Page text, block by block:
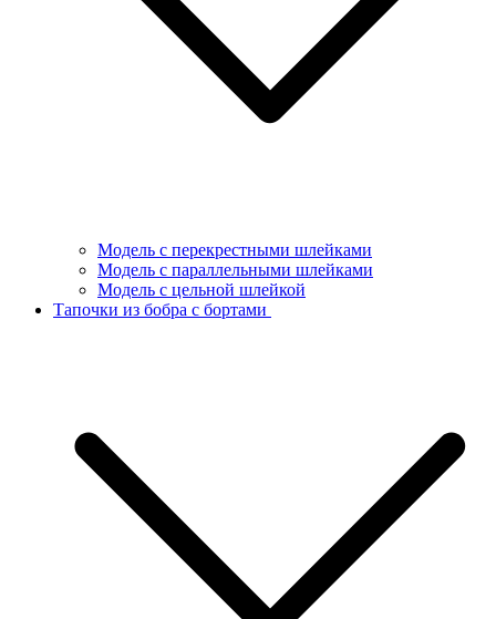
Модель с перекрестными шлейками
Модель с параллельными шлейками
Модель с цельной шлейкой
Тапочки из бобра с бортами